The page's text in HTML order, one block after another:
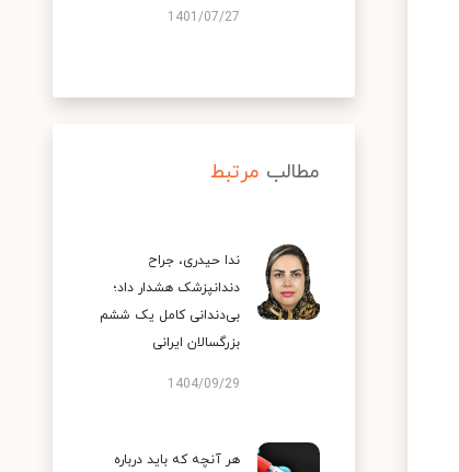
1401/07/27
مطالب مرتبط
ندا حیدری، جراح
دندانپزشک هشدار داد؛
بی‌دندانی کامل یک ششم
بزرگسالان ایرانی
1404/09/29
هر آنچه که باید درباره